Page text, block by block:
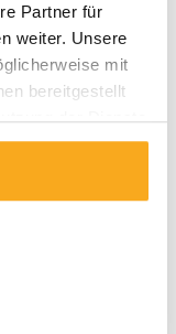
Partner für
weiter. Unsere
mit
bereitgestellt
der Dienste
Sie unseren
Klicken
Sie Ihre Art der
Frage. Sie
3 Werktagen zu